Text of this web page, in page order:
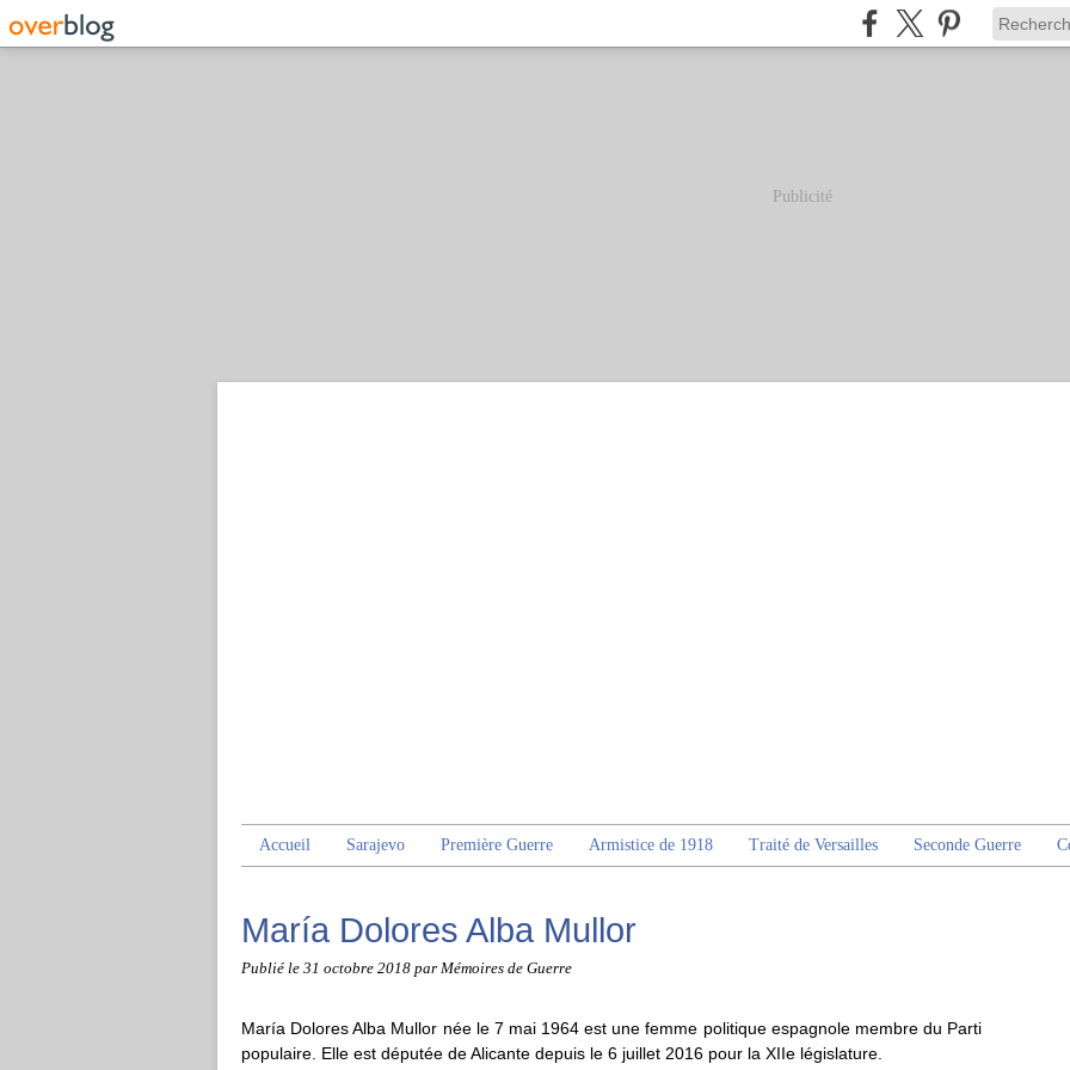
Publicité
Accueil Sarajevo Première Guerre Armistice de 1918 Traité de Versailles Seconde Guerre
María Dolores Alba Mullor
Publié le 31 octobre 2018 par Mémoires de Guerre
María Dolores Alba Mullor née le 7 mai 1964 est une femme politique espagnole membre du Parti
populaire. Elle est députée de Alicante depuis le 6 juillet 2016 pour la XIIe législature.